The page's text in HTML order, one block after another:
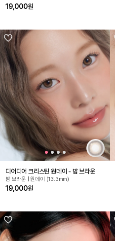
19,000원
디어디어 크리스틴 원데이 - 밤 브라운
밤 브라운 | 원데이 (13.3mm)
19,000원